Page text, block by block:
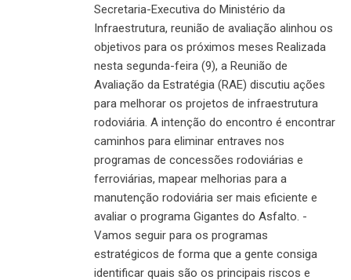
Secretaria-Executiva do Ministério da
Infraestrutura, reunião de avaliação alinhou os
objetivos para os próximos meses Realizada
nesta segunda-feira (9), a Reunião de
Avaliação da Estratégia (RAE) discutiu ações
para melhorar os projetos de infraestrutura
rodoviária. A intenção do encontro é encontrar
caminhos para eliminar entraves nos
programas de concessões rodoviárias e
ferroviárias, mapear melhorias para a
manutenção rodoviária ser mais eficiente e
avaliar o programa Gigantes do Asfalto. -
Vamos seguir para os programas
estratégicos de forma que a gente consiga
identificar quais são os principais riscos e